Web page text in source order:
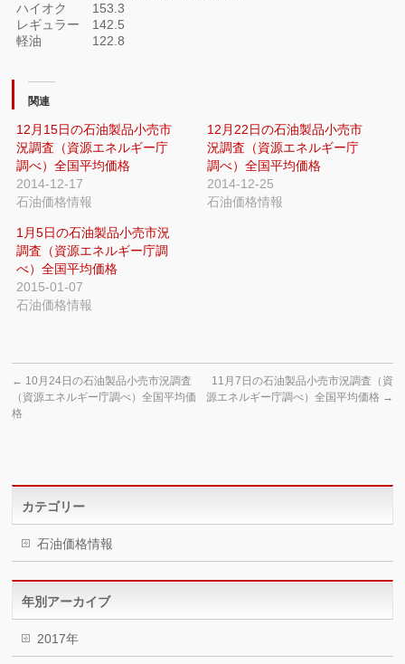
ハイオク 153.3
レギュラー 142.5
軽油 122.8
関連
12月15日の石油製品小売市
況調査（資源エネルギー庁
調べ）全国平均価格
2014-12-17
石油価格情報
12月22日の石油製品小売市
況調査（資源エネルギー庁
調べ）全国平均価格
2014-12-25
石油価格情報
1月5日の石油製品小売市況
調査（資源エネルギー庁調
べ）全国平均価格
2015-01-07
石油価格情報
← 10月24日の石油製品小売市況調査
（資源エネルギー庁調べ）全国平均価
格
11月7日の石油製品小売市況調査（資
源エネルギー庁調べ）全国平均価格 →
カテゴリー
石油価格情報
年別アーカイブ
2017年